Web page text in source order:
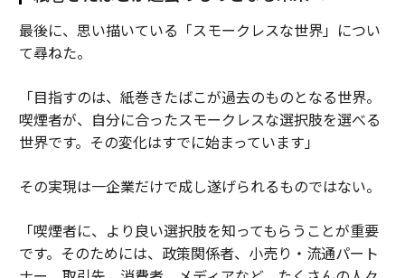
最後に、思い描いている「スモークレスな世界」につい
て尋ねた。
「目指すのは、紙巻きたばこが過去のものとなる世界。
喫煙者が、自分に合ったスモークレスな選択肢を選べる
世界です。その変化はすでに始まっています」
その実現は一企業だけで成し遂げられるものではない。
「喫煙者に、より良い選択肢を知ってもらうことが重要
です。そのためには、政策関係者、小売り・流通パート